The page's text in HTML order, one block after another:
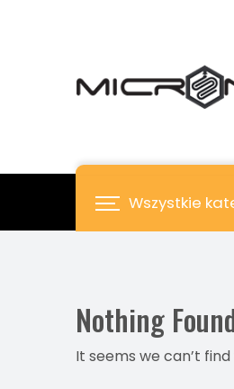
Wszystkie
Nothing
It seems we can’t